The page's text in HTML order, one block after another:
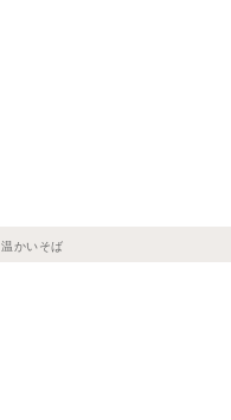
温かいそば